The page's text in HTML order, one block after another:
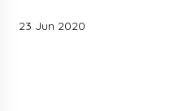
23 Jun 2020